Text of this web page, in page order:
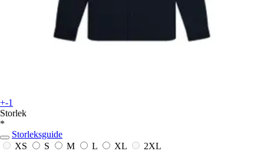
+-1
Storlek
*
Storleksguide
XS
S M L XL
2XL